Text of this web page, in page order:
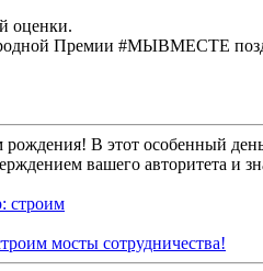
оценки.
Премии #МЫВМЕСТЕ
рождения! В этот особенный
вашего авторитета и
мосты сотрудничества!